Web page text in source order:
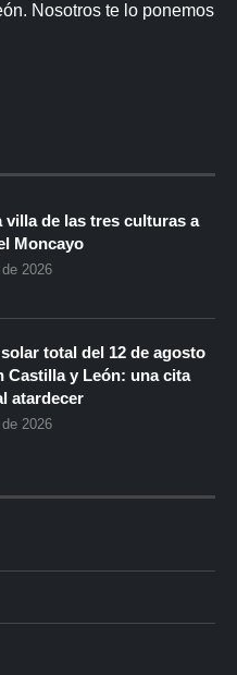
Nosotros te lo ponemos
villa de las tres culturas a
Moncayo
2026
total del 12 de agosto
Castilla y León: una cita
atardecer
2026